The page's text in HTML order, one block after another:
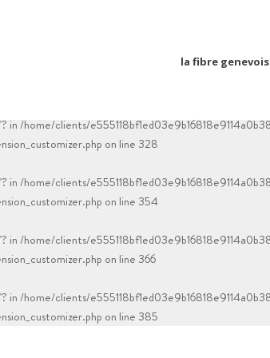
in
/home/clients/
in/home/clients/
on line328
in/home/clients/
on line354
in/home/clients/
on line366
in/home/clients/
on line385
la fibre